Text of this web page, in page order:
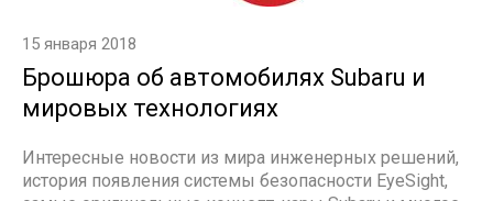
15 января 2018
Брошюра об автомобилях Subaru и
мировых технологиях
Интересные новости из мира инженерных решений,
история появления системы безопасности EyeSight,